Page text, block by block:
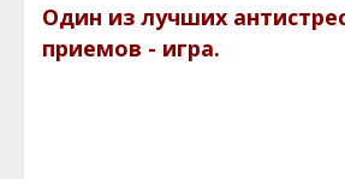
Один из лучших
приемов - игра.